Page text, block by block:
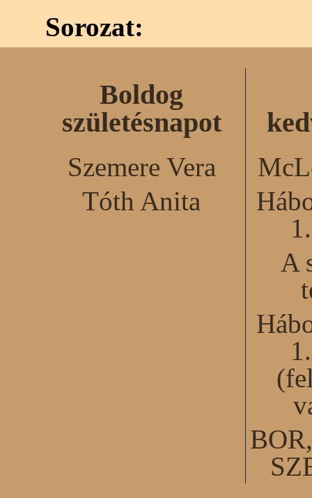
Sorozat:
Boldog
születésnapot
Szemere Vera
Tóth Anita
A